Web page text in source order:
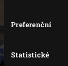
Preferenční
Statistické